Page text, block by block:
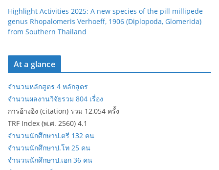
Highlight Activities 2025: A new species of the pill millipede
genus Rhopalomeris Verhoeff, 1906 (Diplopoda, Glomerida)
from Southern Thailand
At a glance
จำนวนหลักสูตร 4 หลักสูตร
จำนวนผลงานวิจัยรวม 804 เรื่อง
การอ้างอิง (citation) รวม 12,054 ครั้ง
TRF Index (พ.ศ. 2560) 4.1
จำนวนนักศึกษาป.ตรี 132 คน
จำนวนนักศึกษาป.โท 25 คน
จำนวนนักศึกษาป.เอก 36 คน